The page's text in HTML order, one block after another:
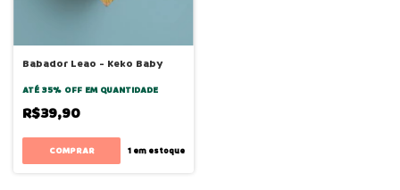
Babador Leao - Keko Baby
ATÉ 35% OFF EM QUANTIDADE
R$39,90
1em estoque